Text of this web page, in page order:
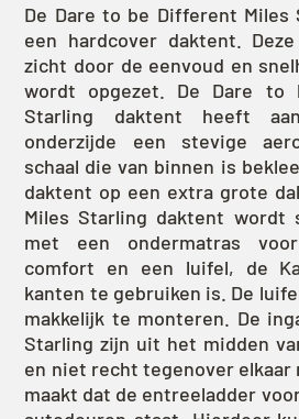
De Dare to be Different
een hardcover daktent.
zicht door de eenvoud en
wordt opgezet. De Dare to
Starling daktent heeft
onderzijde een stevige
schaal die van binnen is
daktent op een extra grote
Miles Starling daktent wordt
met een ondermatras
comfort en een luifel, de
kanten te gebruiken is. De
makkelijk te monteren. De
Starling zijn uit het midden
en niet recht tegenover elkaar
maakt dat de entreeladder